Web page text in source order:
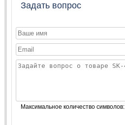
Задать вопрос
Максимальное количество символов: